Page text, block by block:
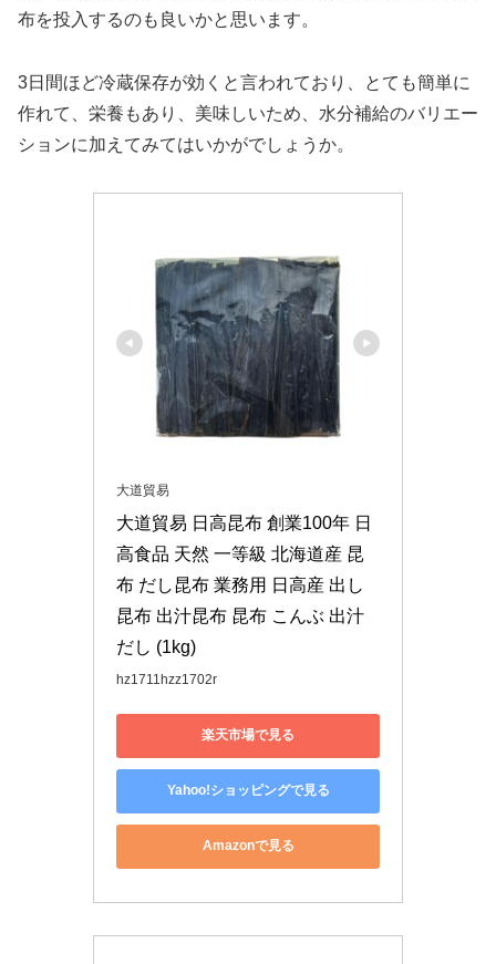
布を投入するのも良いかと思います。
3日間ほど冷蔵保存が効くと言われており、とても簡単に
作れて、栄養もあり、美味しいため、水分補給のバリエー
ションに加えてみてはいかがでしょうか。
大道貿易
大道貿易 日高昆布 創業100年 日
高食品 天然 一等級 北海道産 昆
布 だし昆布 業務用 日高産 出し
昆布 出汁昆布 昆布 こんぶ 出汁
だし (1kg)
hz1711hzz1702r
楽天市場で見る
Yahoo!ショッピングで見る
Amazonで見る